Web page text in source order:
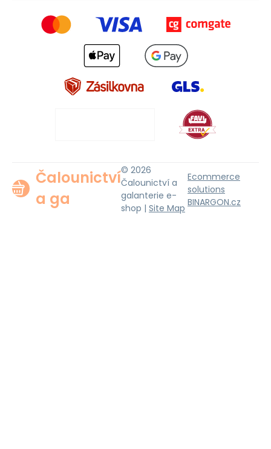
Čalounictví
a ga
© 2026
Čalounictví a
galanterie e-
shop | Site Map
Ecommerce
solutions
BINARGON.cz